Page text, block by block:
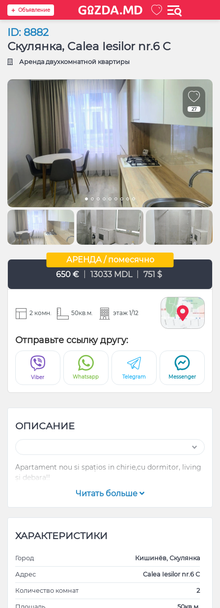
Oбъявление
ID: 8882
Скулянка, Calea Iesilor nr.6 C
Аренда двухкомнатной квартиры
27
АРЕНДА / помесячно
650 €
13033 MDL 751 $
2 комн. 50кв.м. этаж 1/12
Отправьте ссылку другу:
Viber Whatsapp Telegram Messenger
ОПИСАНИЕ
Apartament nou si spațios in chirie,cu dormitor, living
și debara!!
Читать больше
ХАРАКТЕРИСТИКИ
Город Кишинёв, Скулянка
Адрес Calea Iesilor nr.6 C
Количество комнат 2